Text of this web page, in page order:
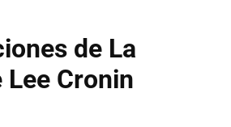
de La
Cronin